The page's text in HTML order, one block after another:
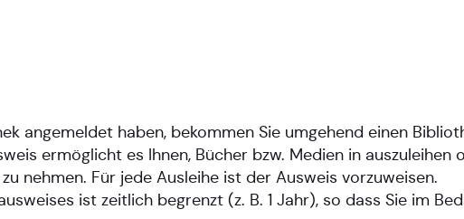
angemeldet haben, bekommen Sie umgehend einen
ermöglicht es Ihnen, Bücher bzw. Medien in
nehmen. Für jede Ausleihe ist der Ausweis vorzuweisen.
ist zeitlich begrenzt (z. B. 1 Jahr), so dass Sie im